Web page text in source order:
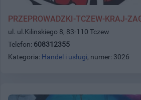
PRZEPROWADZKI-TCZEW-KRAJ-
ul. ul.Kilinskiego 8, 83-110 Tczew
Telefon: 608312355
Kategoria: Handel i usługi, numer: 3026